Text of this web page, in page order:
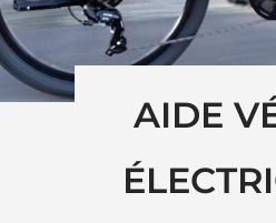
AIDE